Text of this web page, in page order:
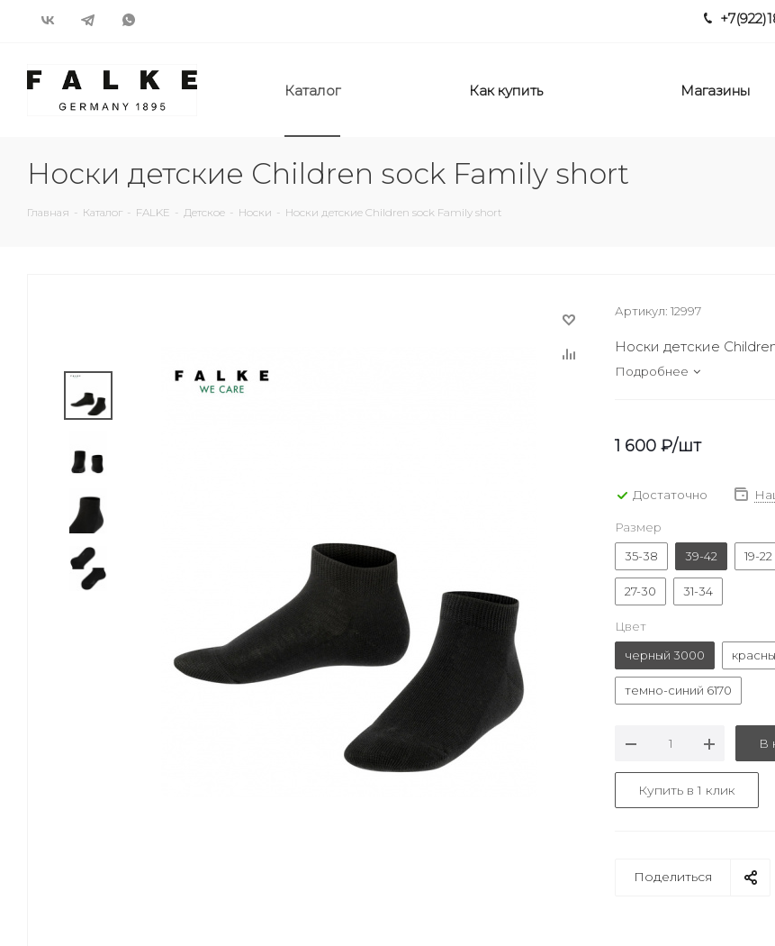
Каталог Как купить Магазины
Носки детские Children sock Family short
Главная - Каталог - FALKE - Детское - Носки - Носки детские Children sock Family short
Артикул: 12997
Носки детские
Подробнее
1 600 ₽/шт
Достаточно
Размер
35-38
39-42 19-22
27-30 31-34
Цвет
черный 3000
темно-синий 6170
В
Купить в 1 клик
Поделиться